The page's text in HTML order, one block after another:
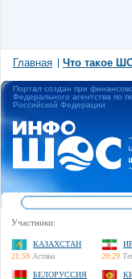
Главная Что такое
Портал создан при
Федерального агентства по
Российской Федерации
Участники:
КАЗАХСТАН
21:59 Астана
20:29
БЕЛОРУССИЯ